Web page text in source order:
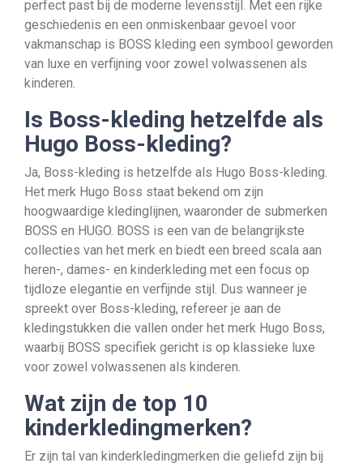
perfect past bij de moderne levensstijl. Met een rijke
geschiedenis en een onmiskenbaar gevoel voor
vakmanschap is BOSS kleding een symbool geworden
van luxe en verfijning voor zowel volwassenen als
kinderen.
Is Boss-kleding hetzelfde als
Hugo Boss-kleding?
Ja, Boss-kleding is hetzelfde als Hugo Boss-kleding.
Het merk Hugo Boss staat bekend om zijn
hoogwaardige kledinglijnen, waaronder de submerken
BOSS en HUGO. BOSS is een van de belangrijkste
collecties van het merk en biedt een breed scala aan
heren-, dames- en kinderkleding met een focus op
tijdloze elegantie en verfijnde stijl. Dus wanneer je
spreekt over Boss-kleding, refereer je aan de
kledingstukken die vallen onder het merk Hugo Boss,
waarbij BOSS specifiek gericht is op klassieke luxe
voor zowel volwassenen als kinderen.
Wat zijn de top 10
kinderkledingmerken?
Er zijn tal van kinderkledingmerken die geliefd zijn bij